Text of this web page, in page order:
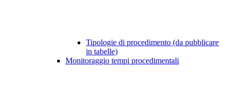
Tipologie di procedimento (da pubblicare
in tabelle)
Monitoraggio tempi procedimentali